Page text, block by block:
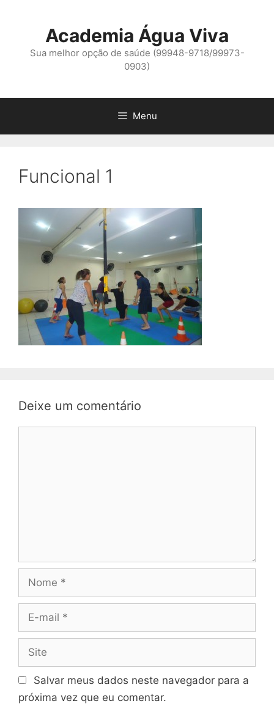
conteúdo
Academia Água Viva
Sua melhor opção de saúde (99948-9718/99973-
0903)
Menu
Funcional 1
Deixe um comentário
Nome
Site
Salvar meus dados neste navegador para a
próxima vez que eu comentar.